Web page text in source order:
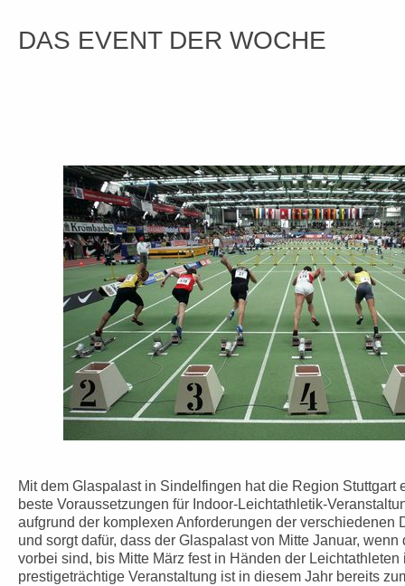
DAS EVENT DER WOCHE
Mit dem Glaspalast in Sindelfingen hat die Region Stuttgart
beste Voraussetzungen für Indoor-Leichtathletik-
aufgrund der komplexen Anforderungen der verschiedenen
und sorgt dafür, dass der Glaspalast von Mitte Januar,
vorbei sind, bis Mitte März fest in Händen der
prestigeträchtige Veranstaltung ist in diesem Jahr bereits